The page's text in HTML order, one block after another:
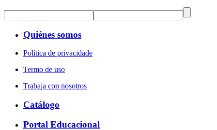
Quiénes somos
Política de privacidade
Termo de uso
Trabaja con nosotros
Catálogo
Portal Educacional